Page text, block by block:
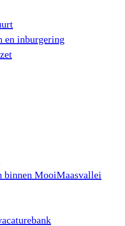
en inburgering
binnen MooiMaasvallei